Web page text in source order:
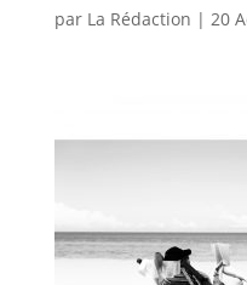
par La Rédaction | 20